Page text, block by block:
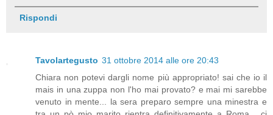
Rispondi
Tavolartegusto 31 ottobre 2014 alle ore 20:43
Chiara non potevi dargli nome più appropriato! sai che io il
mais in una zuppa non l'ho mai provato? e mai mi sarebbe
venuto in mente... la sera preparo sempre una minestra e